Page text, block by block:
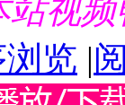
站视
览 |